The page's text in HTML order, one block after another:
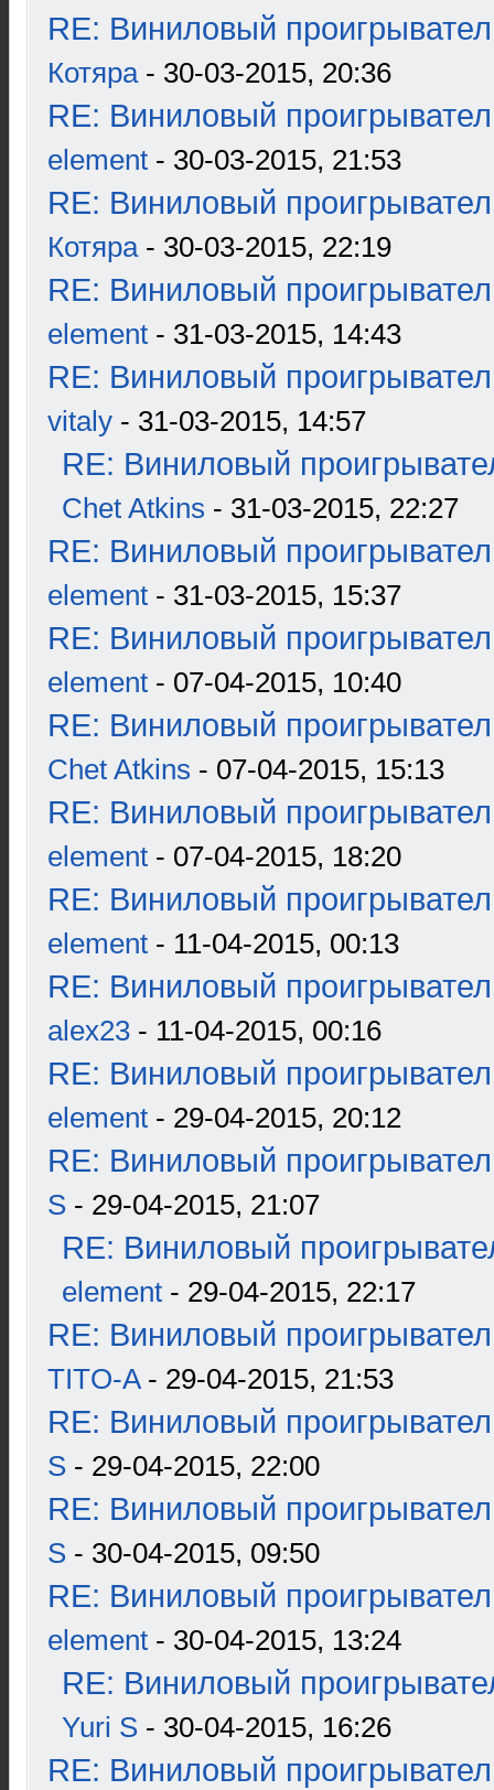
RE: Виниловый
Котяра- 30-03-2015, 20:36
RE: Виниловый
element - 30-03-2015, 21:53
RE: Виниловый
Котяра- 30-03-2015, 22:19
RE: Виниловый
element - 31-03-2015, 14:43
RE: Виниловый
vitaly - 31-03-2015, 14:57
RE: Виниловый
Chet Atkins - 31-03-2015, 22:27
RE: Виниловый
element - 31-03-2015, 15:37
RE: Виниловый
element - 07-04-2015, 10:40
RE: Виниловый
Chet Atkins - 07-04-2015, 15:13
RE: Виниловый
element - 07-04-2015, 18:20
RE: Виниловый
element - 11-04-2015, 00:13
RE: Виниловый
alex23 - 11-04-2015, 00:16
RE: Виниловый
element - 29-04-2015, 20:12
RE: Виниловый
S - 29-04-2015, 21:07
RE: Виниловый
element - 29-04-2015, 22:17
RE: Виниловый
TITO-A- 29-04-2015, 21:53
RE: Виниловый
S - 29-04-2015, 22:00
RE: Виниловый
S - 30-04-2015, 09:50
RE: Виниловый
element - 30-04-2015, 13:24
RE: Виниловый
Yuri S - 30-04-2015, 16:26
RE: Виниловый